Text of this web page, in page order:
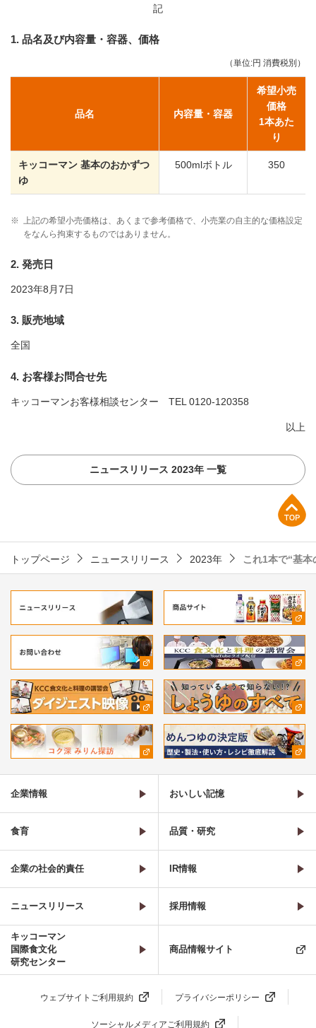
記
1. 品名及び内容量・容器、価格
（単位:円 消費税別）
品名 内容量・容器
希望小売
価格
1本あた
り
キッコーマン 基本のおかずつ
ゆ
500mlボトル 350
※
上記の希望小売価格は、あくまで参考価格で、小売業の自主的な価格設定
をなんら拘束するものではありません。
2. 発売日
2023年8月7日
3. 販売地域
全国
4. お客様お問合せ先
キッコーマンお客様相談センター TEL 0120-120358
以上
ニュースリリース 2023年 一覧
トップページ ニュースリリース 2023年 これ1本で“基
企業情報 おいしい記憶
食育 品質・研究
企業の社会的責任 IR情報
ニュースリリース 採用情報
キッコーマン
国際食文化
研究センター
商品情報サイト
ウェブサイトご利用規約 プライバシーポリシー
ソーシャルメディアご利用規約